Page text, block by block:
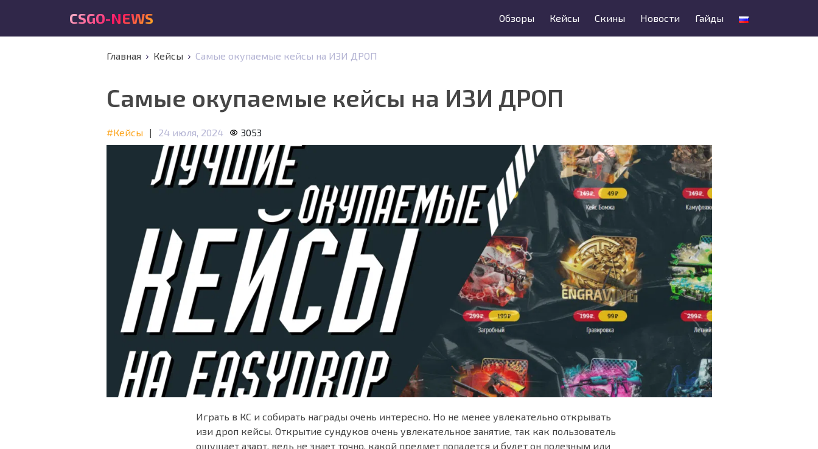
CSGO-NEWS Обзоры Кейсы Скины Новости Гайды
Главная Кейсы Самые окупаемые кейсы на ИЗИ ДРОП
Самые окупаемые кейсы на ИЗИ ДРОП
#Кейсы | 24 июля, 2024 3053
Играть в КС и собирать награды очень интересно. Но не менее увлекательно открывать
изи дроп кейсы. Открытие сундуков очень увлекательное занятие, так как пользователь
ощущает азарт, ведь не знает точно, какой предмет попадется и будет он полезным или